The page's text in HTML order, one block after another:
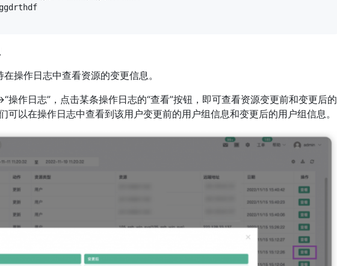
操作日志中查看资源的变更信息。
操作日志”，点击某条操作日志的“查看”按钮，即可查看资源变更前和变更后的
以在操作日志中查看到该用户变更前的用户组信息和变更后的用户组信息。